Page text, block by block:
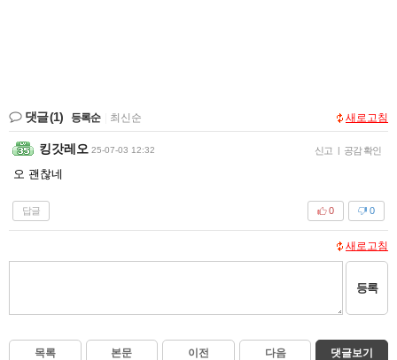
댓글(1) 등록순 최신순 새로고침
킹갓레오 25-07-03 12:32 신고 | 공감 확인
오 괜찮네
답글 0
0
새로고침
등록
목록 본문 이전 다음 댓글보기